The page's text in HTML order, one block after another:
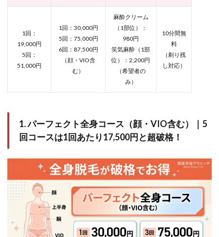
SBC
美容
クリ
ニッ
地域
ック
一覧
1回：
19,000円
5回：
51,000円
1回：30,000円
5回：75,000円
6回：87,500円
（顔・VIO含
む）
麻酔クリーム
（1部位）：
980円
笑気麻酔（1部
位）：2,200円
（希望者の
み）
10分間無
料
（剃り残
し対応）
1. パーフェクト全身コース（顔・VIO含む）｜5
回コースは1回あたり17,500円と超破格！